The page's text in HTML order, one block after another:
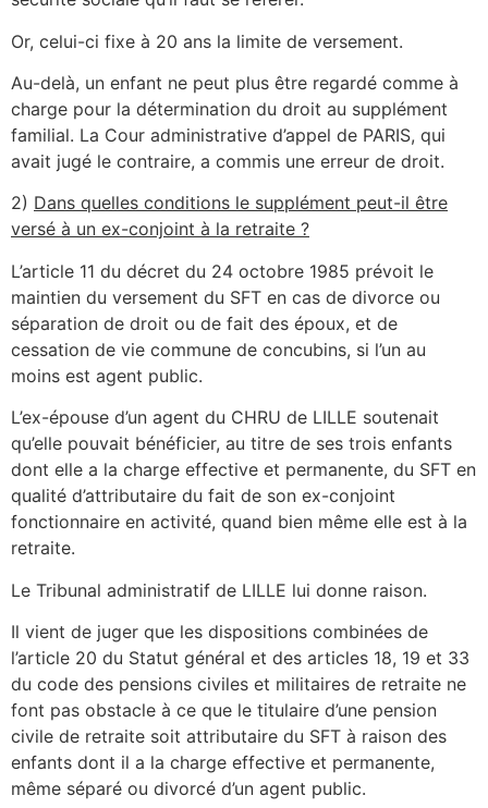
Or, celui-ci fixe à 20 ans la limite de versement.
Au-delà, un enfant ne peut plus être regardé comme à
charge pour la détermination du droit au supplément
familial. La Cour administrative d’appel de PARIS, qui
avait jugé le contraire, a commis une erreur de droit.
2) Dans quelles conditions le supplément peut-il être
versé à un ex-conjoint à la retraite ?
L’article 11 du décret du 24 octobre 1985 prévoit le
maintien du versement du SFT en cas de divorce ou
séparation de droit ou de fait des époux, et de
cessation de vie commune de concubins, si l’un au
moins est agent public.
L’ex-épouse d’un agent du CHRU de LILLE soutenait
qu’elle pouvait bénéficier, au titre de ses trois enfants
dont elle a la charge effective et permanente, du SFT en
qualité d’attributaire du fait de son ex-conjoint
fonctionnaire en activité, quand bien même elle est à la
retraite.
Le Tribunal administratif de LILLE lui donne raison.
Il vient de juger que les dispositions combinées de
l’article 20 du Statut général et des articles 18, 19 et 33
du code des pensions civiles et militaires de retraite ne
font pas obstacle à ce que le titulaire d’une pension
civile de retraite soit attributaire du SFT à raison des
enfants dont il a la charge effective et permanente,
même séparé ou divorcé d’un agent public.